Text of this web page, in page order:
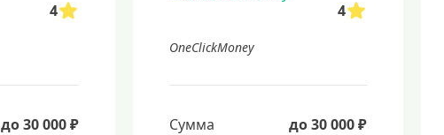
4
до 30 000 ₽
4
OneClickMoney
Сумма
до 30 000 ₽